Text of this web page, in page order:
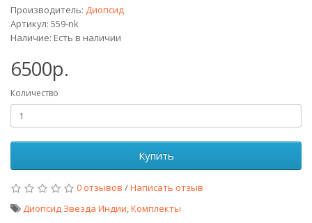
Производитель: Диопсид
Артикул: 559-nk
Наличие: Есть в наличии
6500р.
Количество
Купить
0 отзывов /Написать отзыв
Диопсид Звезда Индии,Комплекты